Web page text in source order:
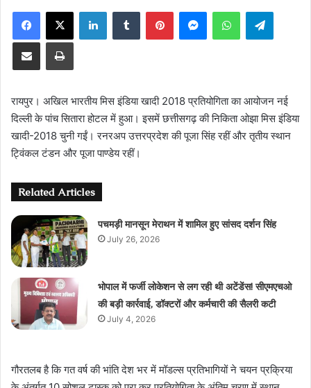
email
Facebook
X LinkedInTumblr PinterestMessengerWhatsApp
Share via Email Print
रायपुर। अखिल भारतीय मिस इंडिया खादी 2018 प्रतियोगिता का आयोजन नई
दिल्ली के पांच सितारा होटल में हुआ। इसमें छत्तीसगढ़ की निकिता ओझा मिस इंडिया
खादी-2018 चुनी गईं। रनरअप उत्तरप्रदेश की पूजा सिंह रहीं और तृतीय स्थान
ट्विंकल टंडन और पूजा पाण्डेय रहीं।
Related Articles
पचमड़ी मानसून मेराथन में शामिल हुए सांसद दर्शन सिंह
July 26, 2026
भोपाल में फर्जी लोकेशन से लग रही थी अटेंडेंस! सीएमएचओ
की बड़ी कार्रवाई, डॉक्टरों और कर्मचारी की सैलरी कटी
July 4, 2026
गौरतलब है कि गत वर्ष की भांति देश भर में मॉडल्स प्रतिभागियों ने चयन प्रक्रिया